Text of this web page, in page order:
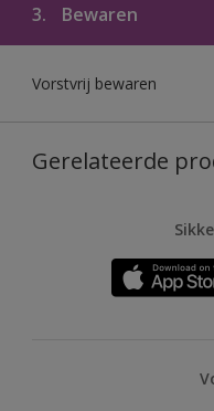
3. Bewaren
Vorstvrij bewaren
Gerelateerde